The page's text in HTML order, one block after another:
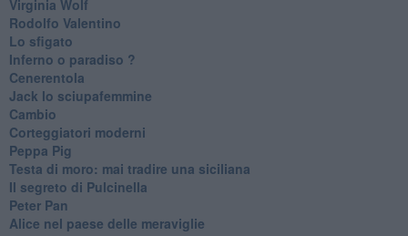
Virginia Wolf
Rodolfo Valentino
Lo sfigato
Inferno o paradiso ?
Cenerentola
Jack lo sciupafemmine
Cambio
Corteggiatori moderni
Peppa Pig
Testa di moro: mai tradire una siciliana
Il segreto di Pulcinella
Peter Pan
Alice nel paese delle meraviglie